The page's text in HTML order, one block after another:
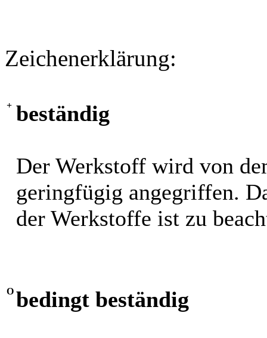
Zeichenerklärung:
+ beständig
Der Werkstoff wird von
geringfügig angegriffen.
der Werkstoffe ist zu
O bedingt beständig